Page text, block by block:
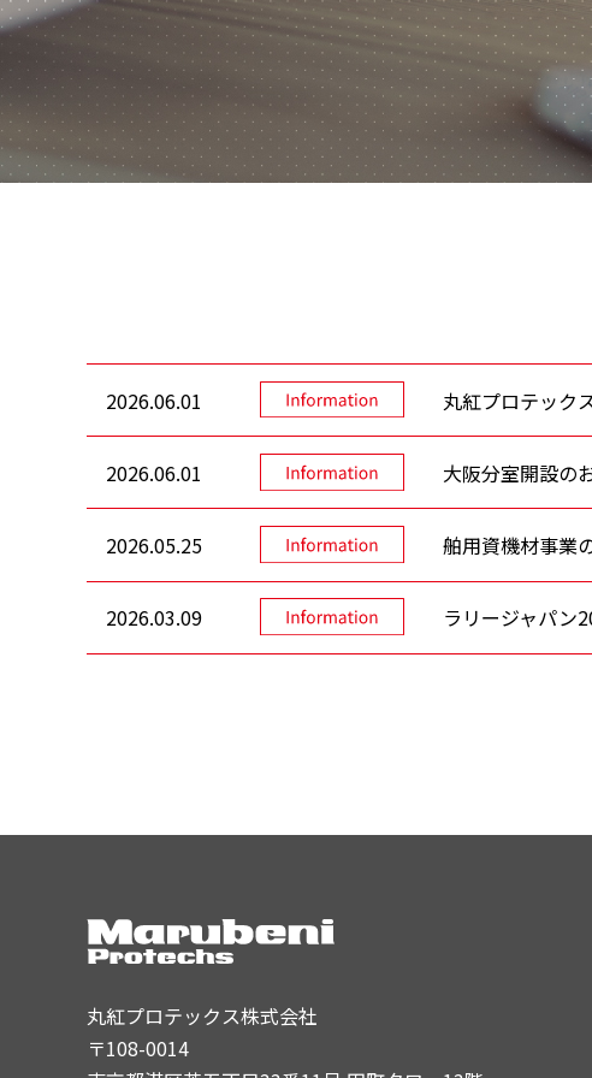
2026.06.01 丸紅プロテック
2026.06.01 大阪分室開設の
2026.05.25 舶用資機材事業
2026.03.09 ラリージャパン
丸紅プロテックス株式会社
〒108-0014